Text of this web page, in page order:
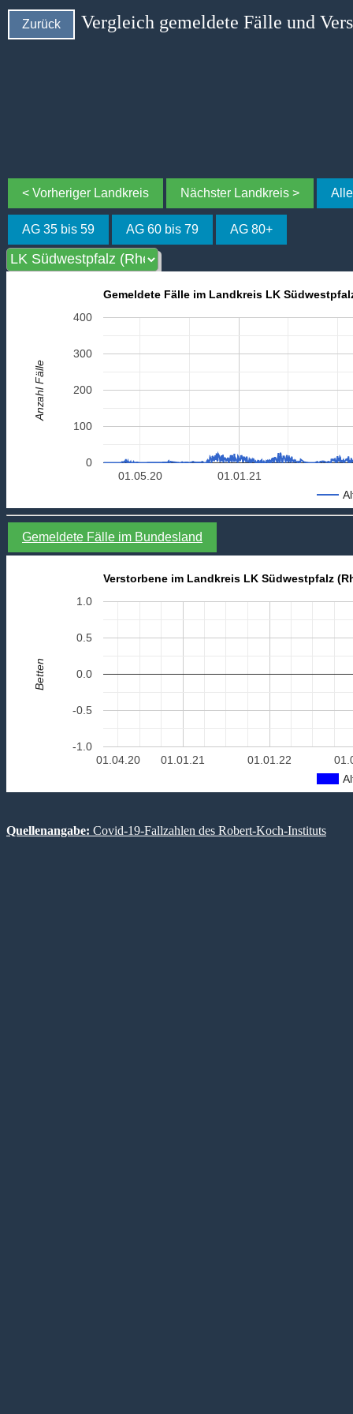
Zurück Vergleich gemeldete Fälle und
< Vorheriger Landkreis Nächster Landkreis >
AG 35 bis 59 AG 60 bis 79 AG 80+
Gemeldete Fälle im Landkreis LK
01.01.21
01.05.20
0
100
200
300
400
Anzahl Fälle
Gemeldete Fälle im Bundesland
Verstorbene im Landkreis LK Südwestpfalz
01.01.21 01.01.22
01.04.20
-1.0
-0.5
0.0
0.5
1.0
Betten
Quellenangabe: Covid-19-Fallzahlen des Robert-Koch-Instituts